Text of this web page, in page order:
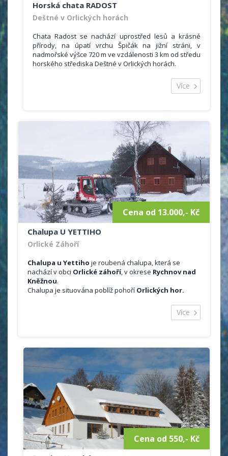
Horská chata RADOST
Deštné v Orlických horách
Chata Radost se nachází uprostřed lesů a krásné
přírody, na úpatí vrchu Špičák na jižní stráni, v
nadmořské výšce 720 m ve vzdálenosti 3 km od středu
horského střediska Deštné v Orlických horách.
vybavené pětilůžkové apartmány (možnost vlastního
vaření) a čtyři dřevěné, celoročně obyvatelné chateky
jídelna (televize, šipky), zásobený bar ( televize,
satelit, kulečník). Sociální zařízení je na patře.
Zajistíme odvoz za kulturním a sportovním vyžitím
(nebo na sjezdovky) naším autobusem (16 Kč/km!),
nebo mikrobusem.
Více
Cena od 13.000,- Kč
Chalupa U YETTIHO
Orlické Záhoří
Chalupa u Yettiho je roubená chalupa, která se
nachází v obci Orlické záhoří, v okrese Rychnov nad
Kněžnou.
Chalupa je situována poblíž pohoří Orlických hor.
Celková kapacita objektu je 10 lůžek ve 3 ložnicích.
2x čtyřlůžkové ložnice + 1x dvoulůžková ložnice
sociální zařízení v přízemí (sprchový kout,
toaleta), 1x toaleta v první patře
vytápění krbovými kamny
plně vybavená kuchyně (nádobí, mikrovlná
trouba, varná konvice, trouba, lednice s
mrazákem, touster)
jídelní kout
satelitní televizor
Více
Cena od 550,- Kč